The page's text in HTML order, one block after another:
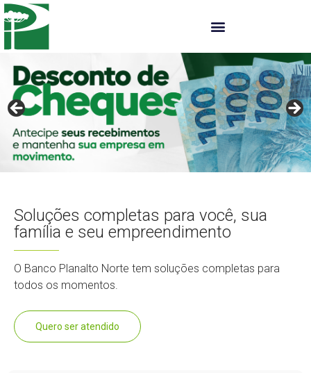
Soluções completas para você, sua
família e seu empreendimento
O Banco Planalto Norte tem soluções completas para
todos os momentos.
Quero ser atendido